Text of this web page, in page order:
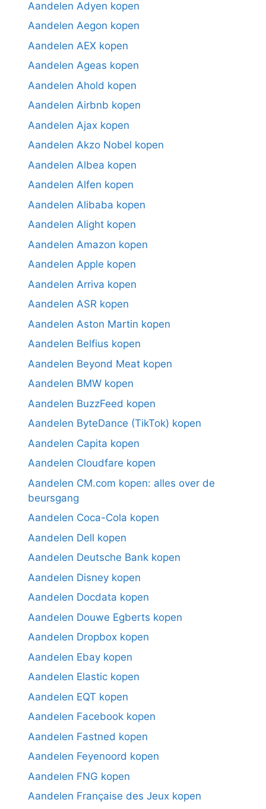
Aandelen Adyen kopen
Aandelen Aegon kopen
Aandelen AEX kopen
Aandelen Ageas kopen
Aandelen Ahold kopen
Aandelen Airbnb kopen
Aandelen Ajax kopen
Aandelen Akzo Nobel kopen
Aandelen Albea kopen
Aandelen Alfen kopen
Aandelen Alibaba kopen
Aandelen Alight kopen
Aandelen Amazon kopen
Aandelen Apple kopen
Aandelen Arriva kopen
Aandelen ASR kopen
Aandelen Aston Martin kopen
Aandelen Belfius kopen
Aandelen Beyond Meat kopen
Aandelen BMW kopen
Aandelen BuzzFeed kopen
Aandelen ByteDance (TikTok) kopen
Aandelen Capita kopen
Aandelen Cloudfare kopen
Aandelen CM.com kopen: alles over de
beursgang
Aandelen Coca-Cola kopen
Aandelen Dell kopen
Aandelen Deutsche Bank kopen
Aandelen Disney kopen
Aandelen Docdata kopen
Aandelen Douwe Egberts kopen
Aandelen Dropbox kopen
Aandelen Ebay kopen
Aandelen Elastic kopen
Aandelen EQT kopen
Aandelen Facebook kopen
Aandelen Fastned kopen
Aandelen Feyenoord kopen
Aandelen FNG kopen
Aandelen Française des Jeux kopen